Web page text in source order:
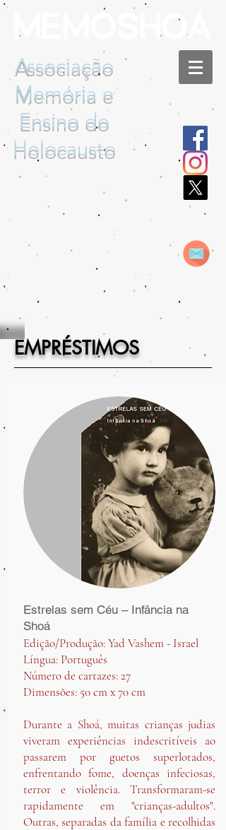
Associação
Memória e
Ensino do
Holocausto
EMPRÉSTIMOS
Estrelas sem Céu – Infância na
Shoá
Edição/Produção: Yad Vashem - Israel
Língua: Português
Número de cartazes: 27
Dimensões: 50 cm x 70 cm
Durante a Shoá, muitas crianças judias
viveram experiências indescritíveis ao
passarem por guetos superlotados,
enfrentando fome, doenças infeciosas,
terror e violência. Transformaram-se
rapidamente em "crianças-adultos".
Outras, separadas da família e recolhidas